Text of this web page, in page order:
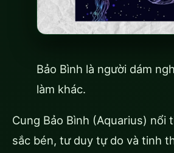
Bảo Bình là người dám
làm khác.
Cung Bảo Bình (Aquarius) nổi
sắc bén, tư duy tự do và tinh